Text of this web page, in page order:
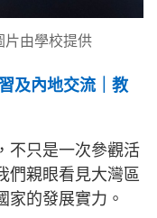
片由學校提供
及內地交流｜教
不只是一次參觀活
們親眼看見大灣區
家的發展實力。